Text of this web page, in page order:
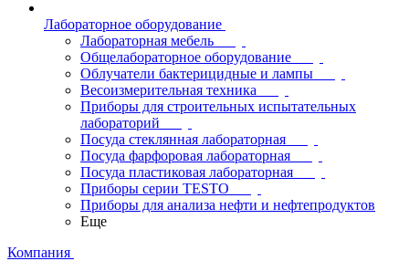
Лабораторное оборудование
Лабораторная мебель
Общелабораторное оборудование
Облучатели бактерицидные и лампы
Весоизмерительная техника
Приборы для строительных испытательных
лабораторий
Посуда стеклянная лабораторная
Посуда фарфоровая лабораторная
Посуда пластиковая лабораторная
Приборы серии TESTO
Приборы для анализа нефти и нефтепродуктов
Еще
Компания